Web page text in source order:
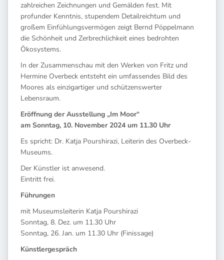
zahlreichen Zeichnungen und Gemälden fest. Mit
profunder Kenntnis, stupendem Detailreichtum und
großem Einfühlungsvermögen zeigt Bernd Pöppelmann
die Schönheit und Zerbrechlichkeit eines bedrohten
Ökosystems.
In der Zusammenschau mit den Werken von Fritz und
Hermine Overbeck entsteht ein umfassendes Bild des
Moores als einzigartiger und schützenswerter
Lebensraum.
Eröffnung der Ausstellung „Im Moor“
am Sonntag, 10. November 2024 um 11.30 Uhr
Es spricht: Dr. Katja Pourshirazi, Leiterin des Overbeck-
Museums.
Der Künstler ist anwesend.
Eintritt frei.
Führungen
mit Museumsleiterin Katja Pourshirazi
Sonntag, 8. Dez. um 11.30 Uhr
Sonntag, 26. Jan. um 11.30 Uhr (Finissage)
Künstlergespräch